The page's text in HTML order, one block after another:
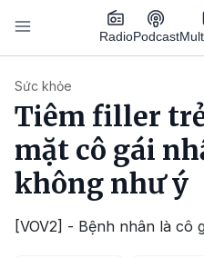
Nhảy đến nội dung
RadioPodcast
Sức khỏe
Tiêm filler
mặt cô gái
không như ý
[VOV2] - Bệnh nhân là cô